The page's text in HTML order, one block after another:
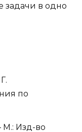
задачи в одно
по
Изд-во